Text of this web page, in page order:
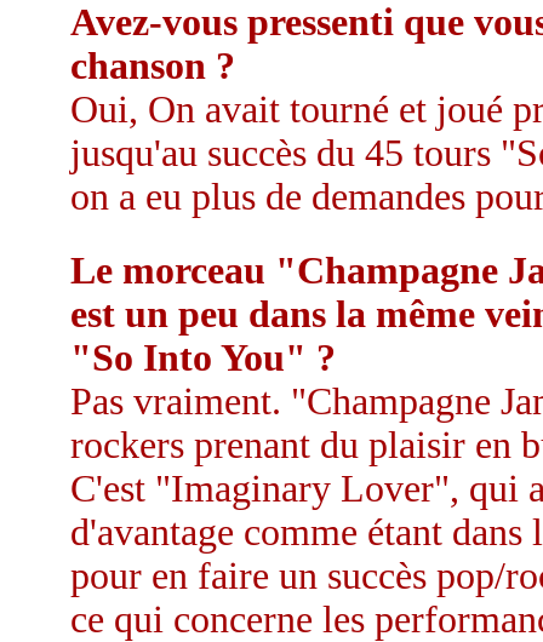
Avez-vous pressenti que
chanson ?
Oui, On avait tourné et joué
jusqu'au succès du 45 tours
on a eu plus de demandes
Le morceau "Champagne
est un peu dans la même
"So Into You" ?
Pas vraiment. "Champagne
rockers prenant du plaisir en
C'est "Imaginary Lover", qui
d'avantage comme étant
pour en faire un succès pop/
ce qui concerne les